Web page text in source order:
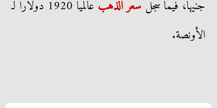
جنيها، فيما سجل سعر الذهب
عالميا 1920 دولارا لـ
الأونصة.